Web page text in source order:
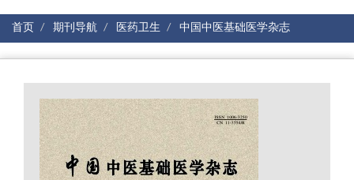
首页 期刊导航 医药卫生 中国中医基础医学杂志